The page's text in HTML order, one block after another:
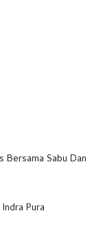
Sabu Dan
Pura